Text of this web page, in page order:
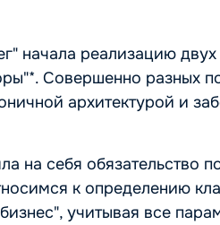
начала реализацию
Совершенно разных
архитектурой и
на себя обязательство
к определению
учитывая все